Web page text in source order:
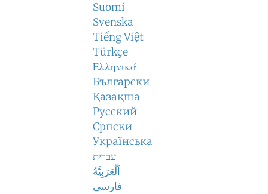
Suomi
Svenska
Tiếng Việt
Türkçe
Ελληνικά
Български
Қазақша
Русский
Српски
Українська
עברית
اَلْعَرَبِيَّةُ
فارسی